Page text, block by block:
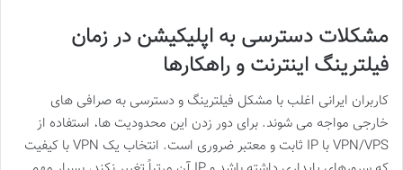
مشکلات دسترسی به اپلیکیشن در زمان
فیلترینگ اینترنت و راهکارها
کاربران ایرانی اغلب با مشکل فیلترینگ و دسترسی به صرافی های
خارجی مواجه می شوند. برای دور زدن این محدودیت ها، استفاده از
VPN/VPS با IP ثابت و معتبر ضروری است. انتخاب یک VPN با کیفیت